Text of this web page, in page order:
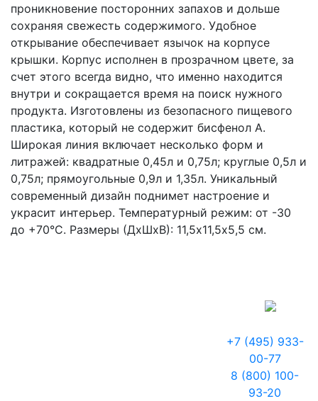
проникновение посторонних запахов и дольше
сохраняя свежесть содержимого. Удобное
открывание обеспечивает язычок на корпусе
крышки. Корпус исполнен в прозрачном цвете, за
счет этого всегда видно, что именно находится
внутри и сокращается время на поиск нужного
продукта. Изготовлены из безопасного пищевого
пластика, который не содержит бисфенол А.
Широкая линия включает несколько форм и
литражей: квадратные 0,45л и 0,75л; круглые 0,5л и
0,75л; прямоугольные 0,9л и 1,35л. Уникальный
современный дизайн поднимет настроение и
украсит интерьер. Температурный режим: от -30
до +70°C. Размеры (ДхШхВ): 11,5х11,5х5,5 см.
+7 (495) 933-
00-77
8 (800) 100-
93-20